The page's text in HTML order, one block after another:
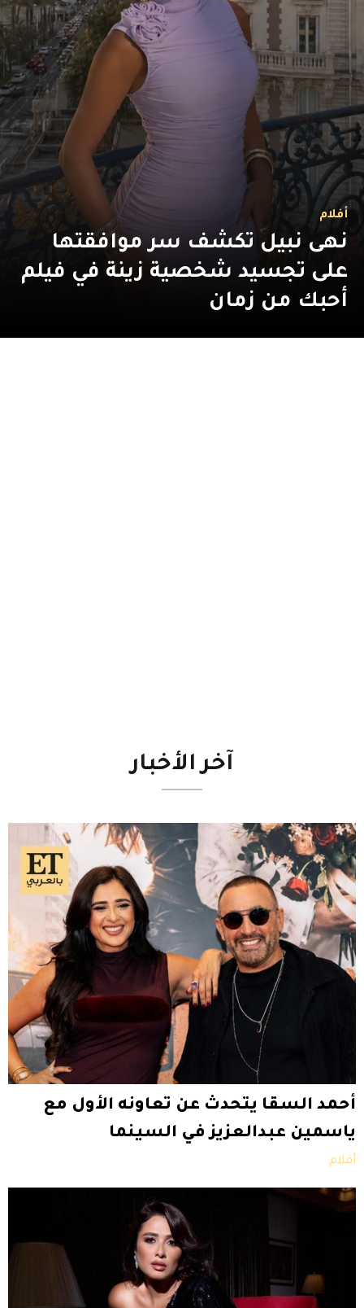
أفلام
نهى نبيل تكشف سر موافقتها
على تجسيد شخصية زينة في فيلم
أحبك من زمان
آخر الأخبار
أحمد السقا يتحدث عن تعاونه الأول مع
ياسمين عبدالعزيز في السينما
أفلام